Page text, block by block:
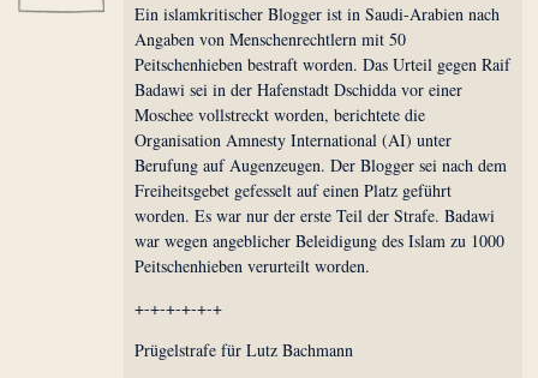
Ein islamkritischer Blogger ist in Saudi-Arabien nach
Angaben von Menschenrechtlern mit 50
Peitschenhieben bestraft worden. Das Urteil gegen Raif
Badawi sei in der Hafenstadt Dschidda vor einer
Moschee vollstreckt worden, berichtete die
Organisation Amnesty International (AI) unter
Berufung auf Augenzeugen. Der Blogger sei nach dem
Freiheitsgebet gefesselt auf einen Platz geführt
worden. Es war nur der erste Teil der Strafe. Badawi
war wegen angeblicher Beleidigung des Islam zu 1000
Peitschenhieben verurteilt worden.
+-+-+-+-+-+
Prügelstrafe für Lutz Bachmann